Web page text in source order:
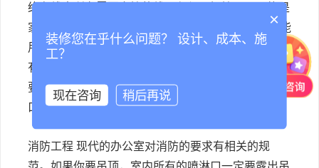
络布线中所有需要穿管的线，必须用钢管，而不能是
家装里常见的pvc管，线盒也是铁盒子，也许pvc也能
用，但要求就是这样。 中央空调 现在很多的楼宇配
有中央空调和新风系统，但室内出风口不一定能满足
要求。需要装修公司委托专业人士延长或改造出风
口，并需要吊顶工程配合。
消防工程 现代的办公室对消防的要求有相关的规
×
装修您在乎什么问题？ 设计、成本、施
工？
现在咨询 稍后再说